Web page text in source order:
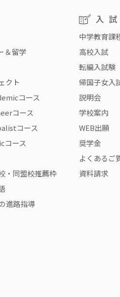
＆留学
クト
コース
コース
コース
コース
・同盟校推薦枠
進路指導
入試
中学教育課
高校入試
転編入試験
帰国子女入
説明会
学校案内
WEB出願
奨学金
よくあるご
資料請求